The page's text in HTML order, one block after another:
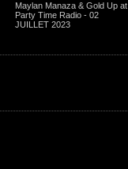
Maylan Manaza & Gold Up at
Party Time Radio - 02
JUILLET 2023